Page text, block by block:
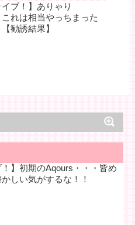
イブ！】ありゃり
これは相当やっちまった
勧誘結果】
！】初期のAqours・・・皆め
しい気がするな！！